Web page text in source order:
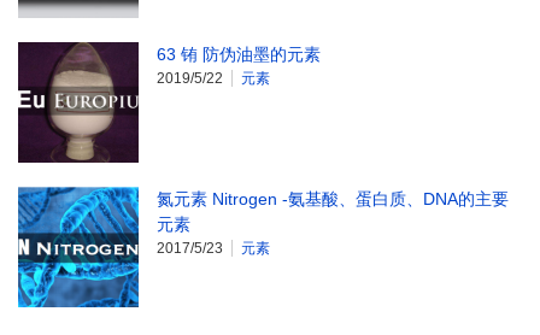
63 铕 防伪油墨的元素
2019/5/22 元素
氮元素 Nitrogen -氨基酸、蛋白质、DNA的主要
元素
2017/5/23 元素